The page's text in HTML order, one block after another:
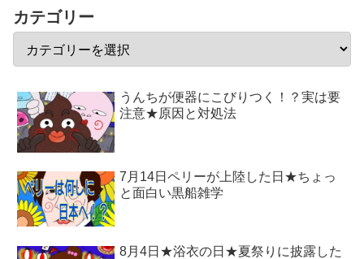
カテゴリー
うんちが便器にこびりつく！？実は要
注意★原因と対処法
7月14日ペリーが上陸した日★ちょっ
と面白い黒船雑学
8月4日★浴衣の日★夏祭りに披露した